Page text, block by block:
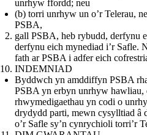
unrhyw ffordd; neu
(b) torri unrhyw un o’r Telerau,
PSBA,
gall PSBA, heb rybudd, derfynu
derfynu eich mynediad i’r Safle.
fath ar PSBA i adfer eich
INDEMNIAD
Byddwch yn amddiffyn PSBA
PSBA yn erbyn unrhyw hawliau,
rhwymedigaethau yn codi o
drydydd parti, mewn cysylltiad â
o’r Safle sy’n cynrychioli torri’r